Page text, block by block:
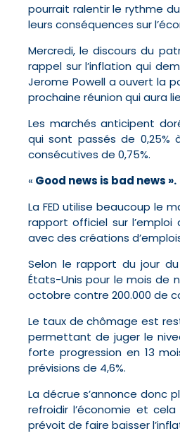
pourrait ralentir le rythme
leurs conséquences sur
Mercredi, le discours du
rappel sur l’inflation qui
Jerome Powell a ouvert la
prochaine réunion qui aura
Les marchés anticipent
qui sont passés de 0,25%
consécutives de 0,75%.
« Good news is bad news ».
La FED utilise beaucoup le
rapport officiel sur
avec des créations
Selon le rapport du jour
États-Unis pour le mois de
octobre contre 200.000 de
Le taux de chômage est
permettant de juger le
forte progression en 13
prévisions de 4,6%.
La décrue s’annonce donc
refroidir l’économie et
prévoit de faire baisser